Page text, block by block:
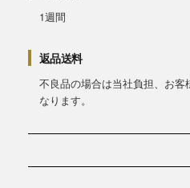
1週間
返品送料
不良品の場合は当社負担、お客
なります。